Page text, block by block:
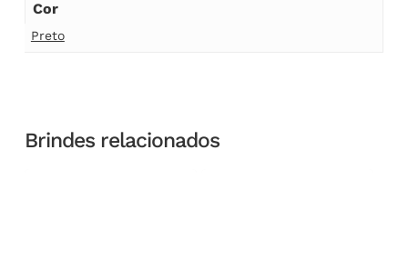
Cor
Preto
Brindes relacionados